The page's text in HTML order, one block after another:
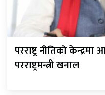
परराष्ट्र नीतिको
परराष्ट्रमन्त्री खनाल